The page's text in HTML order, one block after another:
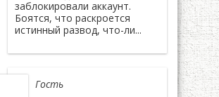
заблокировали аккаунт.
Боятся, что раскроется
истинный развод, что-ли...
Гость